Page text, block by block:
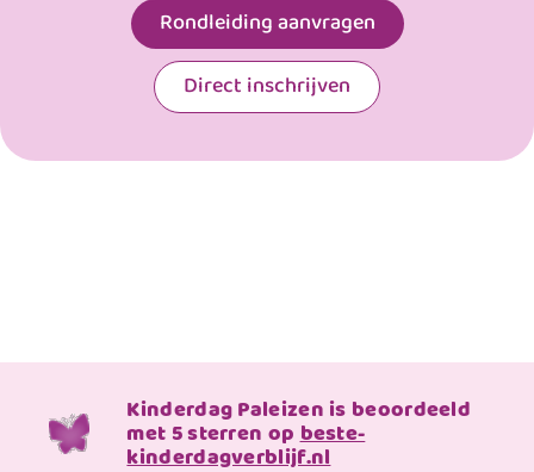
Rondleiding aanvragen
Direct inschrijven
Kinderdag Paleizen is beoordeeld
met 5 sterren opbeste-
kinderdagverblijf.nl